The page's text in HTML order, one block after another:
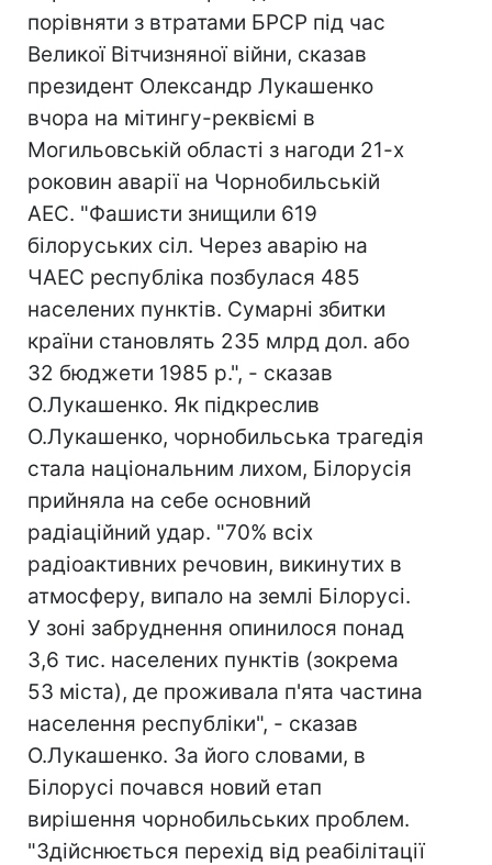
порівняти з втратами БРСР під час
Великої Вітчизняної війни, сказав
президент Олександр Лукашенко
вчора на мітингу-реквіємі в
Могильовській області з нагоди 21-х
роковин аварії на Чорнобильській
АЕС. "Фашисти знищили 619
білоруських сіл. Через аварію на
ЧАЕС республіка позбулася 485
населених пунктів. Сумарні збитки
країни становлять 235 млрд дол. або
32 бюджети 1985 р.", - сказав
О.Лукашенко. Як підкреслив
О.Лукашенко, чорнобильська трагедія
стала національним лихом, Білорусія
прийняла на себе основний
радіаційний удар. "70% всіх
радіоактивних речовин, викинутих в
атмосферу, випало на землі Білорусі.
У зоні забруднення опинилося понад
3,6 тис. населених пунктів (зокрема
53 міста), де проживала п'ята частина
населення республіки", - сказав
О.Лукашенко. За його словами, в
Білорусі почався новий етап
вирішення чорнобильських проблем.
"Здійснюється перехід від реабілітації